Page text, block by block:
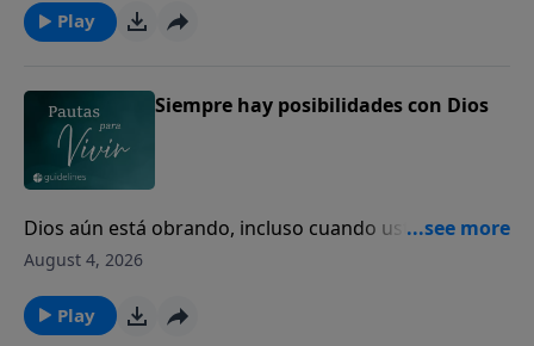
Play
Siempre hay posibilidades con Dios
Dios aún está obrando, incluso cuando usted no
puede ver el final.
August 4, 2026
Play